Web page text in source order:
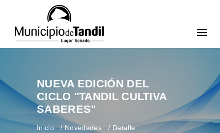
NUEVA EDICIÓN DEL
CICLO "TANDIL CULTIVA
SABERES"
Inicio Novedades Detalle